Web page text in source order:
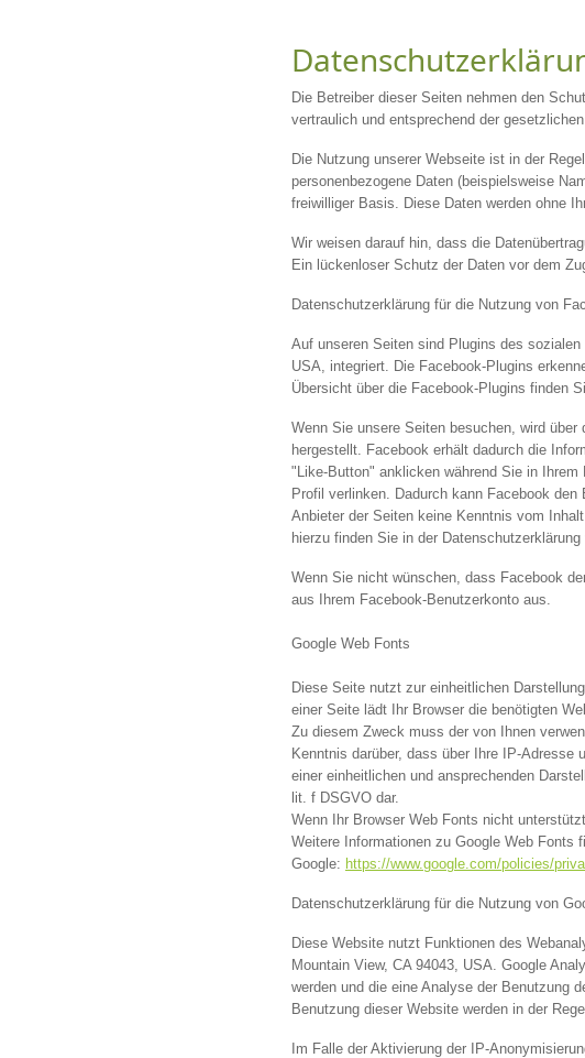
Die Betreiber dieser Seiten nehmen den
vertraulich und entsprechend der
Die Nutzung unserer Webseite ist in der
personenbezogene Daten (beispielsweise
freiwilliger Basis. Diese Daten werden ohne
Wir weisen darauf hin, dass die
Ein lückenloser Schutz der Daten vor dem
Datenschutzerklärung für die Nutzung von
Auf unseren Seiten sind Plugins des
USA, integriert. Die Facebook-Plugins
Übersicht über die Facebook-Plugins finden
Wenn Sie unsere Seiten besuchen, wird
hergestellt. Facebook erhält dadurch die
"Like-Button" anklicken während Sie in
Profil verlinken. Dadurch kann Facebook
Anbieter der Seiten keine Kenntnis vom
hierzu finden Sie in der
Wenn Sie nicht wünschen, dass Facebook
aus Ihrem Facebook-Benutzerkonto aus.
Google Web Fonts
Diese Seite nutzt zur einheitlichen
einer Seite lädt Ihr Browser die benötigten
Zu diesem Zweck muss der von Ihnen
Kenntnis darüber, dass über Ihre IP-
einer einheitlichen und ansprechenden
lit. f DSGVO dar.
Wenn Ihr Browser Web Fonts nicht
Weitere Informationen zu Google Web Fonts
Google: https://www.google.com/policies/
Datenschutzerklärung für die Nutzung von
Diese Website nutzt Funktionen des
Mountain View, CA 94043, USA. Google
werden und die eine Analyse der Benutzung
Benutzung dieser Website werden in der
Im Falle der Aktivierung der IP-